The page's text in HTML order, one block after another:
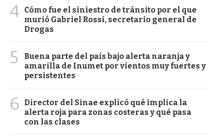
4 Cómo fue el siniestro de tránsito por el que
murió Gabriel Rossi, secretario general de
Drogas
5
Buena parte del país bajo alerta naranja y
amarilla de Inumet por vientos muy fuertes y
persistentes
6
Director del Sinae explicó qué implica la
alerta roja para zonas costeras y qué pasa
con las clases